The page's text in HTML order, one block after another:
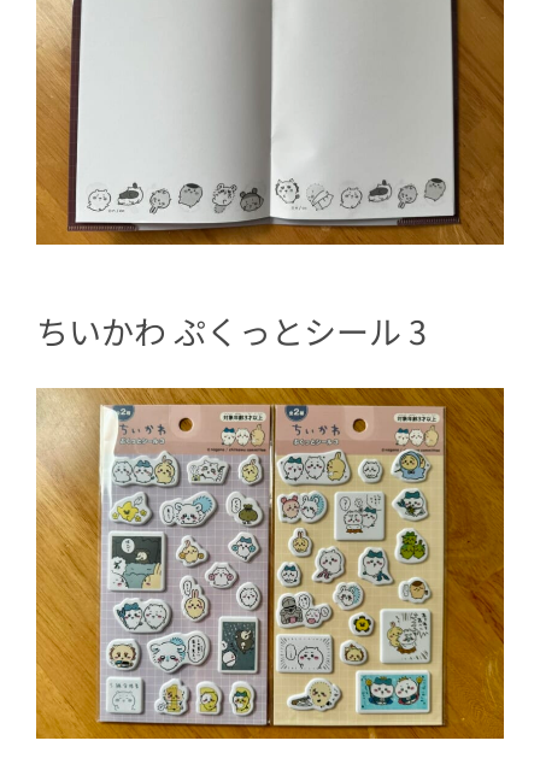
ちいかわ ぷくっとシール 3